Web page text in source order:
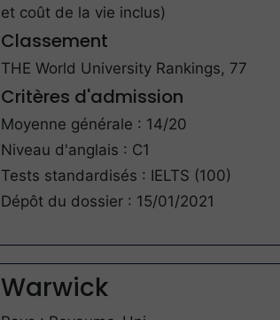
et coût de la vie inclus)
Classement
THE World University Rankings, 77
Critères d'admission
Moyenne générale : 14/20
Niveau d'anglais : C1
Tests standardisés : IELTS (100)
Dépôt du dossier : 15/01/2021
Warwick